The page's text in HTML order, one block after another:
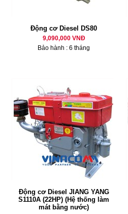
Động cơ Diesel DS80
9,090,000 VNĐ
Bảo hành : 6 tháng
Động cơ Diesel JIANG YANG
S1110A (22HP) (Hệ thống làm
mát bằng nước)